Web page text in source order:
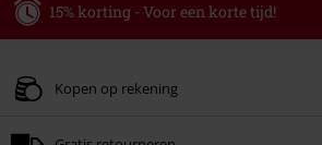
15% korting - Voor een korte tijd!
Geldig t/m 09-08-2026
Kopen op rekening